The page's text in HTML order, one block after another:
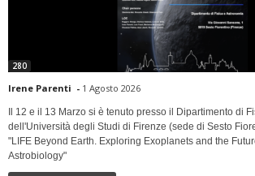
280
Irene Parenti - 1 Agosto 2026
Il 12 e il 13 Marzo si è tenuto presso il Dipartimento di
dell'Università degli Studi di Firenze (sede di Sesto
"LIFE Beyond Earth. Exploring Exoplanets and the
Astrobiology"